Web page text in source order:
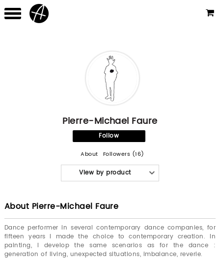
Pierre-Michael Faure
Follow
About Followers (16)
View by product
About Pierre-Michael Faure
Dance performer in several contemporary dance companies, for
fifteen years I made ​​the choice to contemporary creation. In
painting, I develop the same scenarios as for the dance :
generation of living, unexpected situations, imbalance, reverie.